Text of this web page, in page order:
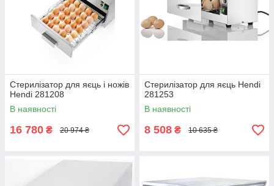
Стерилізатор для яєць і ножів
Hendi 281208
В наявності
16 780 ₴ 20 974 ₴
Стерилізатор для яєць Hendi
281253
В наявності
8 508 ₴ 10 635 ₴